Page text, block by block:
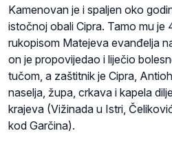
Kamenovan je i spaljen oko
istočnoj obali Cipra. Tamo mu je
rukopisom Matejeva evanđelja
on je propovijedao i liječio
tučom, a zaštitnik je Cipra,
naselja, župa, crkava i kapela
krajeva (Vižinada u Istri,
kod Garčina).